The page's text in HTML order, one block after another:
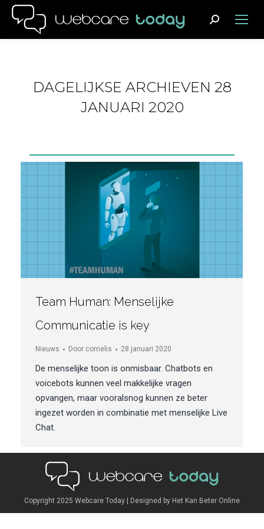
Search:
DAGELIJKSE ARCHIEVEN 28
JANUARI 2020
Team Human: Menselijke
Communicatie is key
Nieuws Door cornelis 28 januari 2020
De menselijke toon is onmisbaar. Chatbots en
voicebots kunnen veel makkelijke vragen
opvangen, maar vooralsnog kunnen ze beter
ingezet worden in combinatie met menselijke Live
Chat.
Copyright 2025 Webcare Today | Designed by Het Kan Beter Online